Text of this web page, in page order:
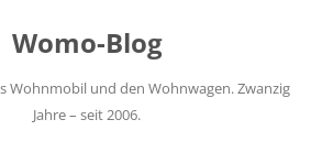
Womo-Blog
Wohnmobil und den Wohnwagen. Zwanzig
Jahre – seit 2006.